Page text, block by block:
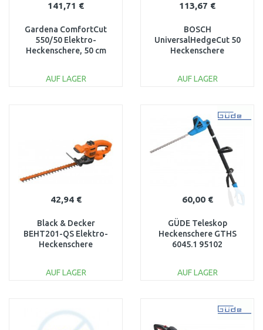
141,71 €
Gardena ComfortCut
550/50 Elektro-
Heckenschere, 50 cm
AUF LAGER
113,67 €
BOSCH
UniversalHedgeCut 50
Heckenschere
AUF LAGER
Vergleichen
42,94 €
Black & Decker
BEHT201-QS Elektro-
Heckenschere
AUF LAGER
Vergleichen
60,00 €
GÜDE Teleskop
Heckenschere GTHS
6045.1 95102
AUF LAGER